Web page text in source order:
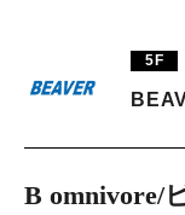
TAX FREE
JP
5F
B omnivore/